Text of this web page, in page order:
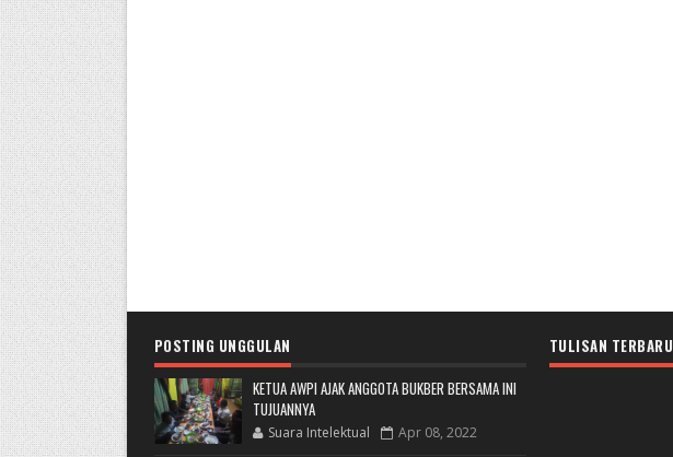
POSTING UNGGULAN
KETUA AWPI AJAK ANGGOTA BUKBER BERSAMA INI
TUJUANNYA
Suara Intelektual Apr 08, 2022
TULISAN TERBARU